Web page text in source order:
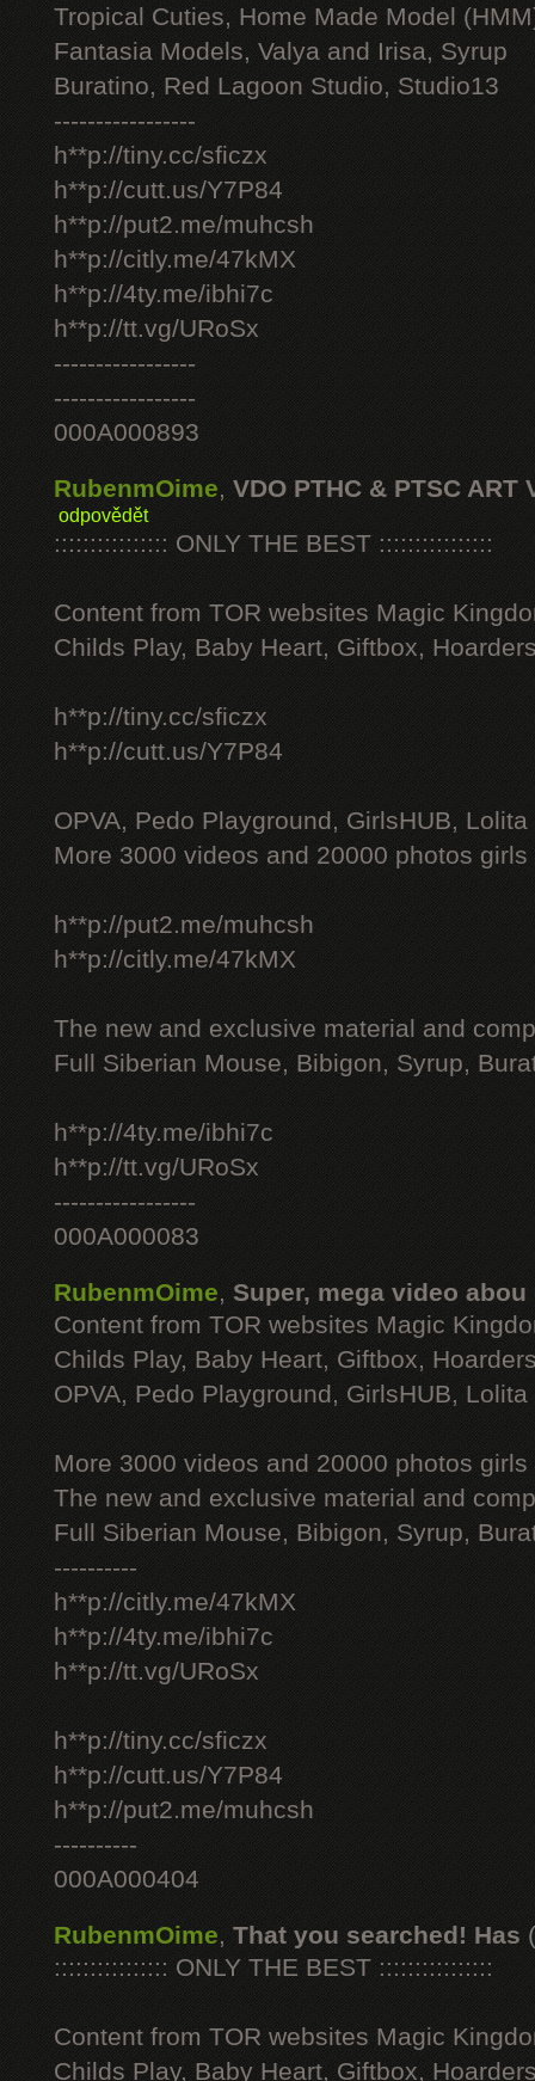
Tropical Cuties, Home Made Model
Fantasia Models, Valya and Irisa, Syrup
Buratino, Red Lagoon Studio, Studio13
-----------------
h**p://tiny.cc/sficzx
h**p://cutt.us/Y7P84
h**p://put2.me/muhcsh
h**p://citly.me/47kMX
h**p://4ty.me/ibhi7c
h**p://tt.vg/URoSx
-----------------
-----------------
000A000893
RubenmOime, VDO PTHC & PTSC ART
odpovědět
:::::::::::::::: ONLY THE BEST ::::::::::::::::
Content from TOR websites Magic
Childs Play, Baby Heart, Giftbox,
h**p://tiny.cc/sficzx
h**p://cutt.us/Y7P84
OPVA, Pedo Playground, GirlsHUB, Lolita
More 3000 videos and 20000 photos
h**p://put2.me/muhcsh
h**p://citly.me/47kMX
The new and exclusive material and
Full Siberian Mouse, Bibigon, Syrup,
h**p://4ty.me/ibhi7c
h**p://tt.vg/URoSx
-----------------
000A000083
RubenmOime, Super, mega video abou
Content from TOR websites Magic
Childs Play, Baby Heart, Giftbox,
OPVA, Pedo Playground, GirlsHUB, Lolita
More 3000 videos and 20000 photos
The new and exclusive material and
Full Siberian Mouse, Bibigon, Syrup,
----------
h**p://citly.me/47kMX
h**p://4ty.me/ibhi7c
h**p://tt.vg/URoSx
h**p://tiny.cc/sficzx
h**p://cutt.us/Y7P84
h**p://put2.me/muhcsh
----------
000A000404
RubenmOime, That you searched! Has
:::::::::::::::: ONLY THE BEST ::::::::::::::::
Content from TOR websites Magic
Childs Play, Baby Heart, Giftbox,